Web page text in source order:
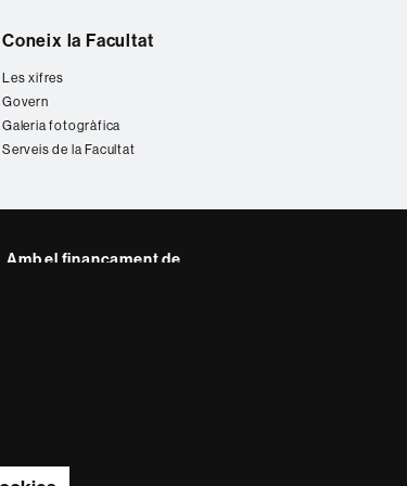
Coneix la Facultat
Les xifres
Govern
Galeria fotogràfica
Serveis de la Facultat
Amb el finançament de